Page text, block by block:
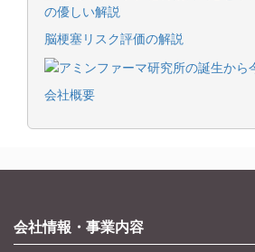
脳梗塞リスク評価の解説
会社概要
会社情報・事業内容